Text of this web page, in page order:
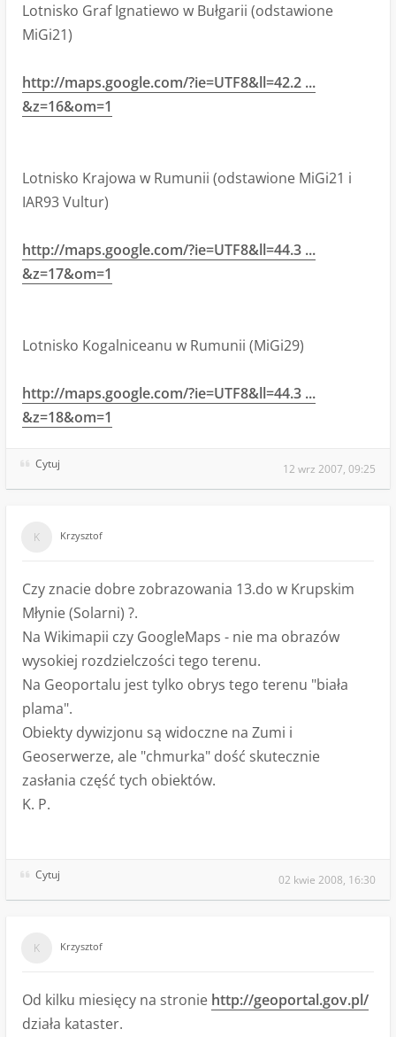
Lotnisko Graf Ignatiewo w Bułgarii (odstawione
MiGi21)
http://maps.google.com/?ie=UTF8&ll=42.2 ...
&z=16&om=1
Lotnisko Krajowa w Rumunii (odstawione MiGi21 i
IAR93 Vultur)
http://maps.google.com/?ie=UTF8&ll=44.3 ...
&z=17&om=1
Lotnisko Kogalniceanu w Rumunii (MiGi29)
http://maps.google.com/?ie=UTF8&ll=44.3 ...
&z=18&om=1
Cytuj 12 wrz 2007, 09:25
Krzysztof
Czy znacie dobre zobrazowania 13.do w Krupskim
Młynie (Solarni) ?.
Na Wikimapii czy GoogleMaps - nie ma obrazów
wysokiej rozdzielczości tego terenu.
Na Geoportalu jest tylko obrys tego terenu "biała
plama".
Obiekty dywizjonu są widoczne na Zumi i
Geoserwerze, ale "chmurka" dość skutecznie
zasłania część tych obiektów.
K. P.
Cytuj 02 kwie 2008, 16:30
Krzysztof
Od kilku miesięcy na stronie http://geoportal.gov.pl/
działa kataster.